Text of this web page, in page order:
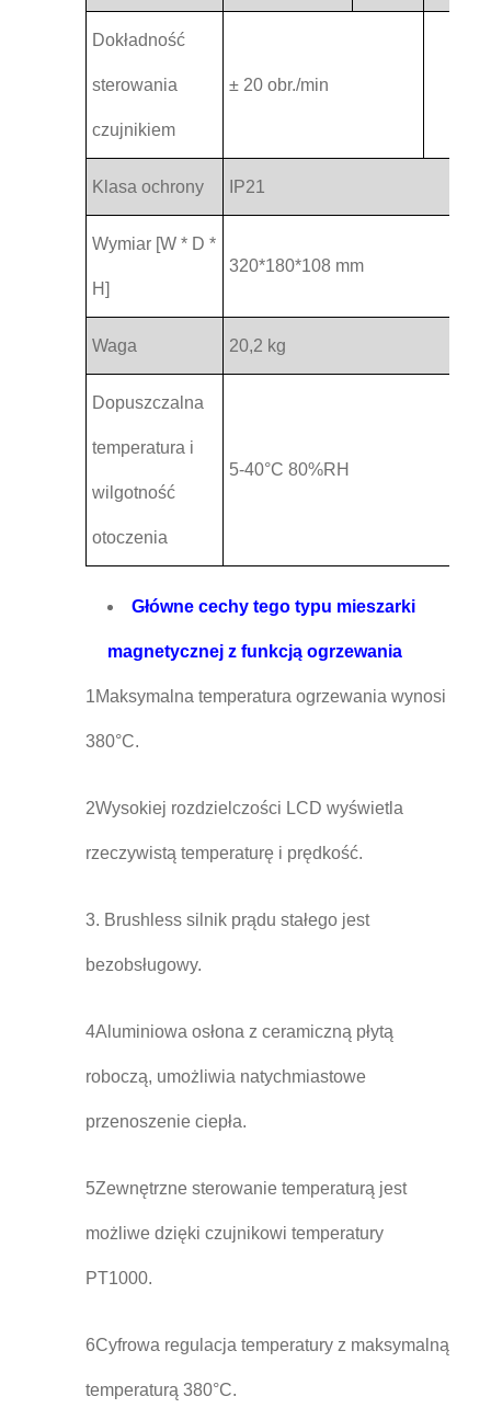
Dokładność
sterowania
czujnikiem
± 20 obr./min
Klasa ochrony IP21
Wymiar [W * D *
H]
320*180*108 mm
Waga 20,2 kg
Dopuszczalna
temperatura i
wilgotność
otoczenia
5-40°C 80%RH
Główne cechy tego typu mieszarki
magnetycznej z funkcją ogrzewania
1Maksymalna temperatura ogrzewania wynosi
380°C.
2Wysokiej rozdzielczości LCD wyświetla
rzeczywistą temperaturę i prędkość.
3. Brushless silnik prądu stałego jest
bezobsługowy.
4Aluminiowa osłona z ceramiczną płytą
roboczą, umożliwia natychmiastowe
przenoszenie ciepła.
5Zewnętrzne sterowanie temperaturą jest
możliwe dzięki czujnikowi temperatury
PT1000.
6Cyfrowa regulacja temperatury z maksymalną
temperaturą 380°C.